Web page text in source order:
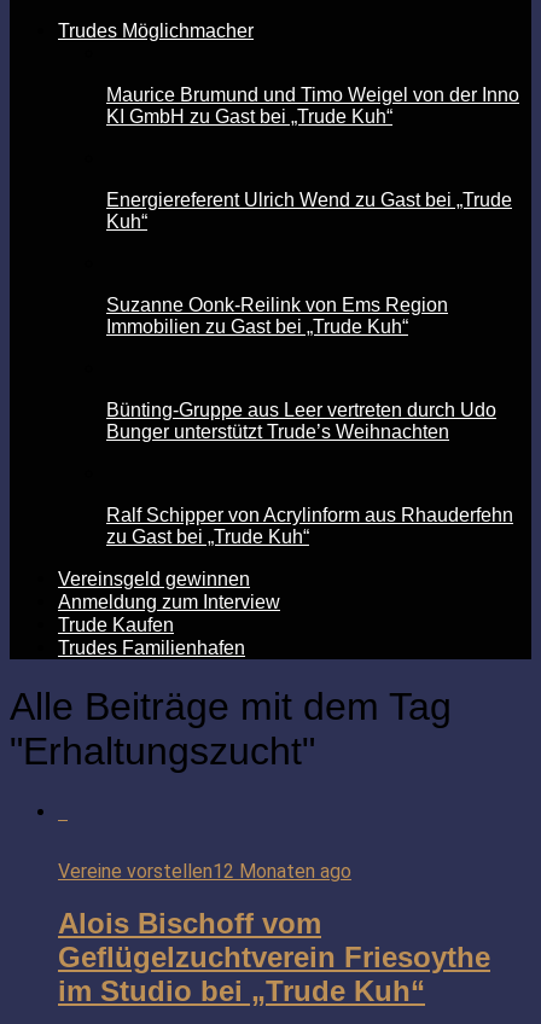
Trudes Möglichmacher
Maurice Brumund und Timo Weigel von der Inno
KI GmbH zu Gast bei „Trude Kuh“
Energiereferent Ulrich Wend zu Gast bei „Trude
Kuh“
Suzanne Oonk-Reilink von Ems Region
Immobilien zu Gast bei „Trude Kuh“
Bünting-Gruppe aus Leer vertreten durch Udo
Bunger unterstützt Trude’s Weihnachten
Ralf Schipper von Acrylinform aus Rhauderfehn
zu Gast bei „Trude Kuh“
Vereinsgeld gewinnen
Anmeldung zum Interview
Trude Kaufen
Trudes Familienhafen
Alle Beiträge mit dem Tag
"Erhaltungszucht"
Vereine vorstellen12 Monaten ago
Alois Bischoff vom
Geflügelzuchtverein Friesoythe
im Studio bei „Trude Kuh“